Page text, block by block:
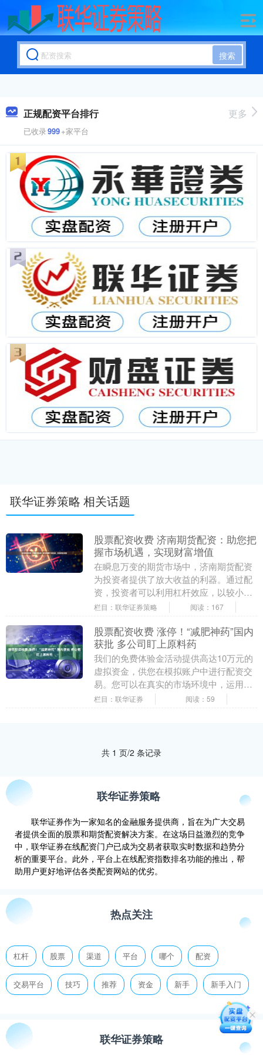
搜索
正规配资平台排行
已收录999+家平台
更多
联华证券策略 相关话题
股票配资收费 济南期货配资：助您把
握市场机遇，实现财富增值
在瞬息万变的期货市场中，济南期货配资
为投资者提供了放大收益的利器。通过配
资，投资者可以利用杠杆效应，以较小的
本金撬动更大的资金股票配资收费，从而
栏目：联华证券策略 阅读：167
股票配资收费 涨停！“减肥神药”国内
获批 多公司盯上原料药
我们的免费体验金活动提供高达10万元的
虚拟资金，供您在模拟账户中进行配资交
易。您可以在真实的市场环境中，运用配
资杠杆，放大收益，体验配资的实际效
栏目：联华证券 阅读：59
共 1 页/2 条记录
联华证券策略
联华证券作为一家知名的金融服务提供商，旨在为广大交易
者提供全面的股票和期货配资解决方案。在这场日益激烈的竞争
中，联华证券在线配资门户已成为交易者获取实时数据和趋势分
析的重要平台。此外，平台上在线配资指数排名功能的推出，帮
助用户更好地评估各类配资网站的优劣。
热点关注
杠杆 股票 渠道 平台 哪个 配资
交易平台 技巧 推荐 资金 新手 新手入门
联华证券策略